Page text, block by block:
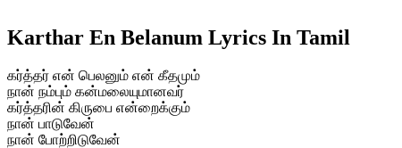
Karthar En Belanum Lyrics In Tamil
கர்த்தர் என் பெலனும் என் கீதமும்
நான் நம்பும் கன்மலையுமானவர்
கர்த்தரின் கிருபை என்றைக்கும்
நான் பாடுவேன்
நான் போற்றிடுவேன்